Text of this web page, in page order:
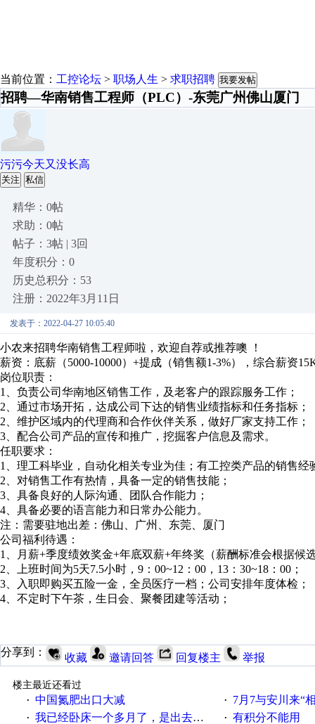
当前位置： 工控论坛 > 职场人生 > 求职招聘 我要发帖
招聘—华南销售工程师（PLC）-东莞广州佛山厦门
污污今天又没长高
关注 私信
精华：0帖
求助：0帖
帖子：3帖 | 3回
年度积分：0
历史总积分：53
注册：2022年3月11日
发表于：2022-04-27 10:05:40
小农来招聘华南销售工程师啦，欢迎自荐或推荐噢 ！
薪资：底薪（5000-10000）+提成（销售额1-3%），综合薪资
岗位职责：
1、负责公司华南地区销售工作，及老客户的跟踪服务工作；
2、通过市场开拓，达成公司下达的销售业绩指标和任务指标；
2、维护区域内的代理商和合作伙伴关系，做好厂家支持工作；
3、配合公司产品的宣传和推广，挖掘客户信息及需求。
任职要求：
1、理工科毕业，自动化相关专业为佳；有工控类产品的销售
2、对销售工作有热情，具备一定的销售技能；
3、具备良好的人际沟通、团队合作能力；
4、具备必要的语言能力和日常办公能力。
注：需要驻地出差：佛山、广州、东莞、厦门
公司福利待遇：
1、月薪+季度绩效奖金+年底双薪+年终奖（薪酬标准会根据候
2、上班时间为5天7.5小时，9：00~12：00，13：30~18：00；
3、入职即购买五险一金，全员医疗一档；公司安排年度体检；
4、不定时下午茶，生日会、聚餐团建等活动；
分享到： 收藏 邀请回答 回复楼主 举报
楼主最近还看过
· 中国氮肥出口大减 · 7月7与安川来“
· 我已经卧床一个多月了，是出去安装机械手在高速遭遇车祸所致:大家工作都要特别注意啊 · 有积分不能用